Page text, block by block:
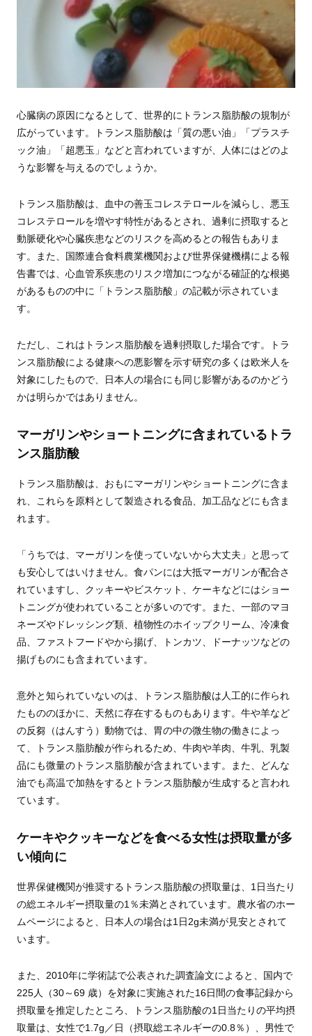
心臓病の原因になるとして、世界的にトランス脂肪酸の規制が
広がっています。トランス脂肪酸は「質の悪い油」「プラスチ
ック油」「超悪玉」などと言われていますが、人体にはどのよ
うな影響を与えるのでしょうか。
トランス脂肪酸は、血中の善玉コレステロールを減らし、悪玉
コレステロールを増やす特性があるとされ、過剰に摂取すると
動脈硬化や心臓疾患などのリスクを高めるとの報告もありま
す。また、国際連合食料農業機関および世界保健機構による報
告書では、心血管系疾患のリスク増加につながる確証的な根拠
があるものの中に「トランス脂肪酸」の記載が示されていま
す。
ただし、これはトランス脂肪酸を過剰摂取した場合です。トラ
ンス脂肪酸による健康への悪影響を示す研究の多くは欧米人を
対象にしたもので、日本人の場合にも同じ影響があるのかどう
かは明らかではありません。
マーガリンやショートニングに含まれているトラ
ンス脂肪酸
トランス脂肪酸は、おもにマーガリンやショートニングに含ま
れ、これらを原料として製造される食品、加工品などにも含ま
れます。
「うちでは、マーガリンを使っていないから大丈夫」と思って
も安心してはいけません。食パンには大抵マーガリンが配合さ
れていますし、クッキーやビスケット、ケーキなどにはショー
トニングが使われていることが多いのです。また、一部のマヨ
ネーズやドレッシング類、植物性のホイップクリーム、冷凍食
品、ファストフードやから揚げ、トンカツ、ドーナッツなどの
揚げものにも含まれています。
意外と知られていないのは、トランス脂肪酸は人工的に作られ
たもののほかに、天然に存在するものもあります。牛や羊など
の反芻（はんすう）動物では、胃の中の微生物の働きによっ
て、トランス脂肪酸が作られるため、牛肉や羊肉、牛乳、乳製
品にも微量のトランス脂肪酸が含まれています。また、どんな
油でも高温で加熱をするとトランス脂肪酸が生成すると言われ
ています。
ケーキやクッキーなどを食べる女性は摂取量が多
い傾向に
世界保健機関が推奨するトランス脂肪酸の摂取量は、1日当たり
の総エネルギー摂取量の1％未満とされています。農水省のホー
ムページによると、日本人の場合は1日2g未満が見安とされて
います。
また、2010年に学術誌で公表された調査論文によると、国内で
225人（30～69 歳）を対象に実施された16日間の食事記録から
摂取量を推定したところ、トランス脂肪酸の1日当たりの平均摂
取量は、女性で1.7g／日（摂取総エネルギーの0.8％）、男性で